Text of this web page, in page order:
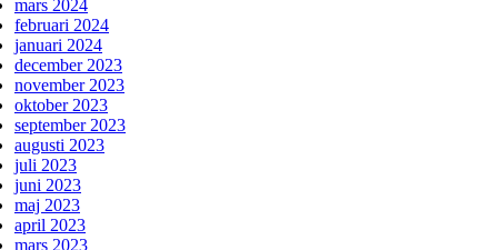
mars 2024
februari 2024
januari 2024
december 2023
november 2023
oktober 2023
september 2023
augusti 2023
juli 2023
juni 2023
maj 2023
april 2023
mars 2023